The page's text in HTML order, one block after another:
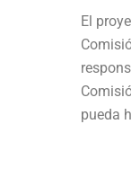
El
pueda